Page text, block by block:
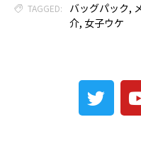
TAGGED: バッグパック,
介, 女子ウケ